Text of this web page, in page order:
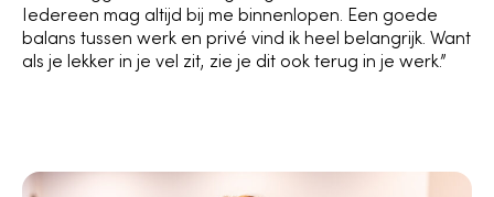
Iedereen mag altijd bij me binnenlopen. Een goede
balans tussen werk en privé vind ik heel belangrijk. Want
als je lekker in je vel zit, zie je dit ook terug in je werk.”